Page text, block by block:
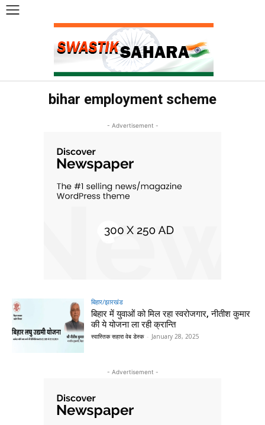
bihar employment scheme
- Advertisement -
बिहार/झारखंड
बिहार में युवाओं को मिल रहा स्वरोजगार, नीतीश कुमार
की ये योजना ला रही क्रान्ति
स्वास्तिक सहारा वेब डेस्क - January 28, 2025
- Advertisement -